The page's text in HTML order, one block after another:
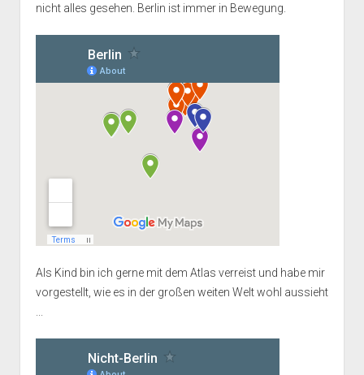
nicht alles gesehen. Berlin ist immer in Bewegung.
Als Kind bin ich gerne mit dem Atlas verreist und habe mir
vorgestellt, wie es in der großen weiten Welt wohl aussieht